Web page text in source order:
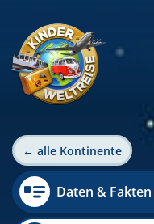
← alle Kontinente
Daten & Fakten